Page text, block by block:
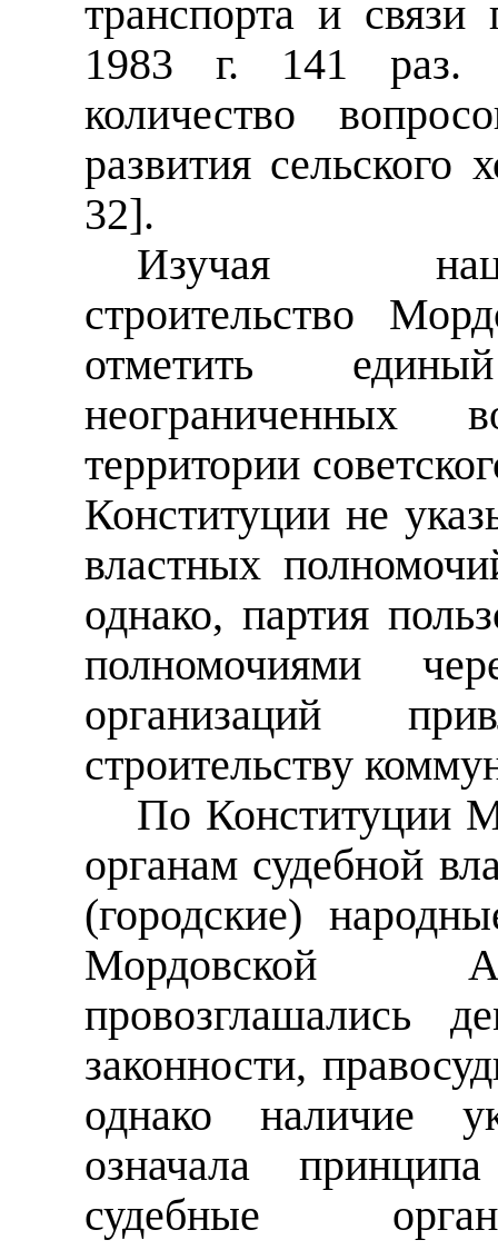
транспорта и
1983 г. 141 раз.
количество
развития
32].
Изучая
строительство
отметить
неограниченных
территории
Конституции не
властных
однако, партия
полномочиями
организаций
строительству
По Конституции
органам судебной
(городские)
Мордовской
провозглашались
законности,
однако наличие
означала
судебные